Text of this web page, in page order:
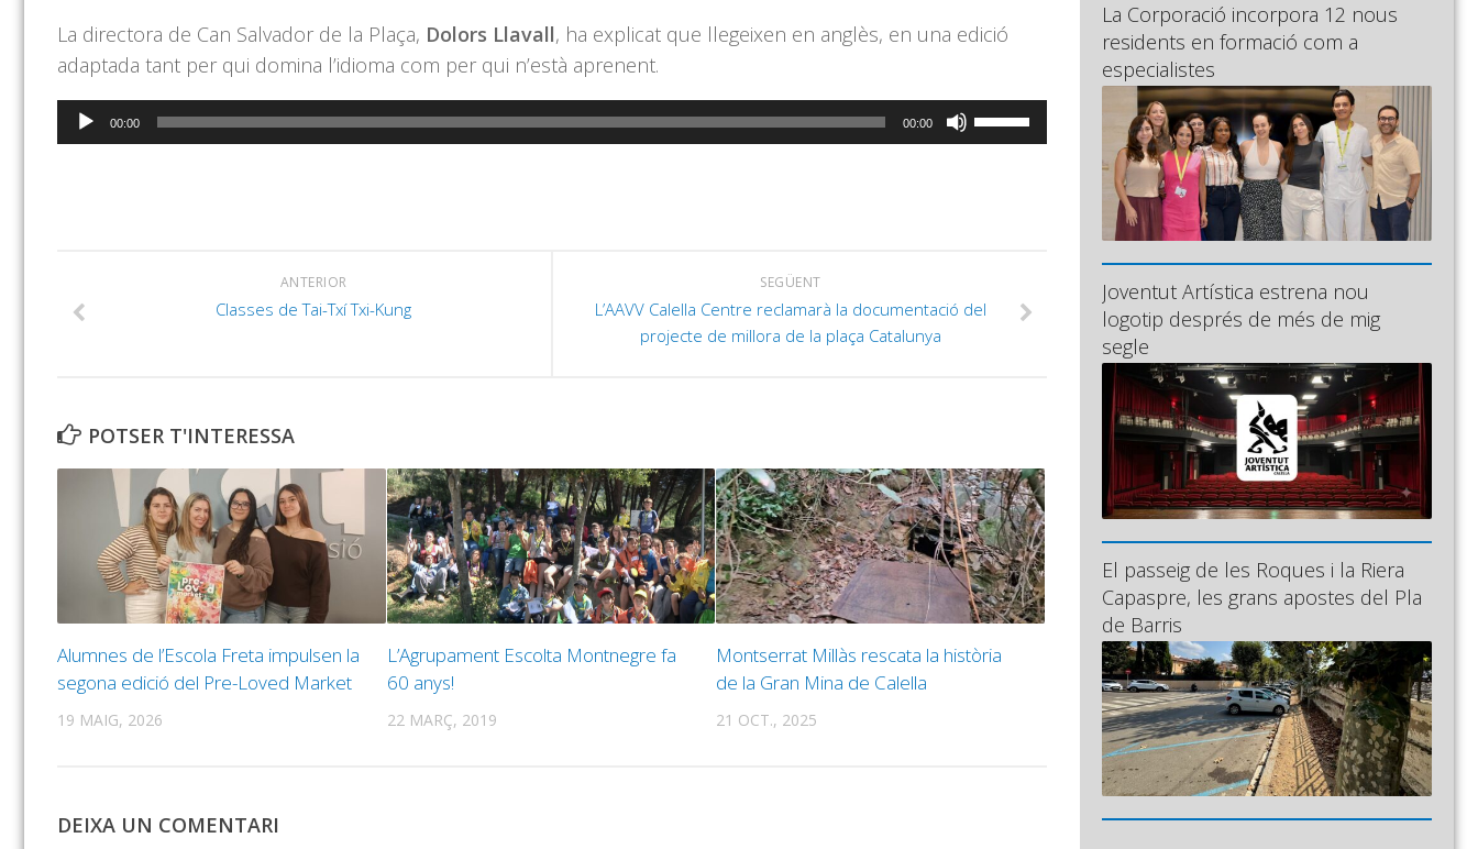
La directora de Can Salvador de la Plaça, Dolors Llavall, ha explicat que llegeixen en anglès, en una edició
adaptada tant per qui domina l’idioma com per qui n’està aprenent.
Reproductor
d'àudio
00:00 00:00
Feu
servir
cap
disminuir
el
volum.
SEGÜENT
L’AAVV Calella Centre reclamarà la documentació del
projecte de millora de la plaça Catalunya
ANTERIOR
Classes de Tai-Txí Txi-Kung
POTSER T'INTERESSA
Alumnes de l’Escola Freta impulsen la
segona edició del Pre-Loved Market
19 MAIG, 2026
L’Agrupament Escolta Montnegre fa
60 anys!
22 MARÇ, 2019
Montserrat Millàs rescata la història
de la Gran Mina de Calella
21 OCT., 2025
DEIXA UN COMENTARI
La Corporació incorpora 12 nous
residents en formació com a
especialistes
Joventut Artística estrena nou
logotip després de més de mig
segle
El passeig de les Roques i la Riera
Capaspre, les grans apostes del Pla
de Barris